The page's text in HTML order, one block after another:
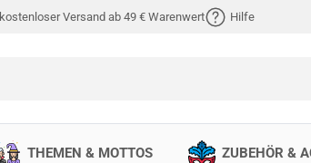
kostenloser Versand ab 49 € Warenwert Hilfe
THEMEN & MOTTOS ZUBEHÖR &